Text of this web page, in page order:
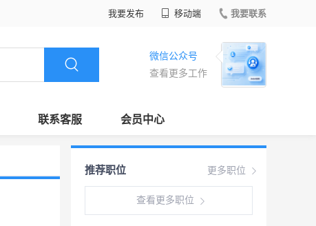
我要发布 移动端 我要联系
微信公众号
查看更多工作
联系客服 会员中心
更多职位
推荐职位
查看更多职位